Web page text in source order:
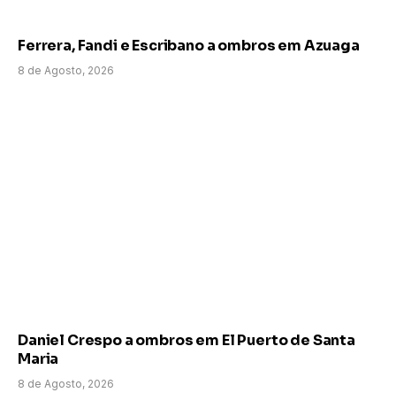
Ferrera, Fandi e Escribano a ombros em Azuaga
8 de Agosto, 2026
Daniel Crespo a ombros em El Puerto de Santa
Maria
8 de Agosto, 2026